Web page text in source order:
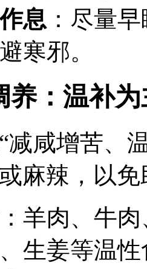
息 ：尽量
寒邪。
养：温补
减咸增苦、
麻辣，以
：羊肉、牛
生姜等温